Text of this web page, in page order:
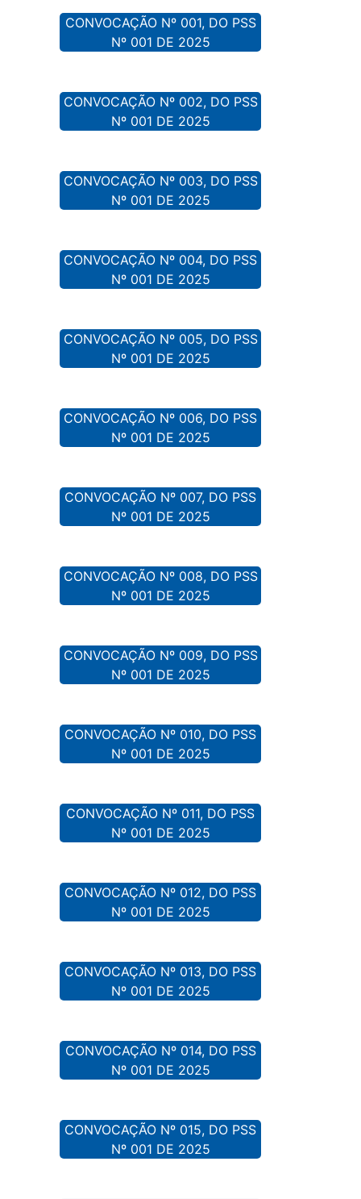
CONVOCAÇÃO Nº 001, DO PSS
Nº 001 DE 2025
CONVOCAÇÃO Nº 002, DO PSS
Nº 001 DE 2025
CONVOCAÇÃO Nº 003, DO PSS
Nº 001 DE 2025
CONVOCAÇÃO Nº 004, DO PSS
Nº 001 DE 2025
CONVOCAÇÃO Nº 005, DO PSS
Nº 001 DE 2025
CONVOCAÇÃO Nº 006, DO PSS
Nº 001 DE 2025
CONVOCAÇÃO Nº 007, DO PSS
Nº 001 DE 2025
CONVOCAÇÃO Nº 008, DO PSS
Nº 001 DE 2025
CONVOCAÇÃO Nº 009, DO PSS
Nº 001 DE 2025
CONVOCAÇÃO Nº 010, DO PSS
Nº 001 DE 2025
CONVOCAÇÃO Nº 011, DO PSS
Nº 001 DE 2025
CONVOCAÇÃO Nº 012, DO PSS
Nº 001 DE 2025
CONVOCAÇÃO Nº 013, DO PSS
Nº 001 DE 2025
CONVOCAÇÃO Nº 014, DO PSS
Nº 001 DE 2025
CONVOCAÇÃO Nº 015, DO PSS
Nº 001 DE 2025